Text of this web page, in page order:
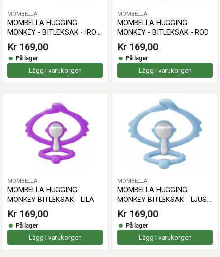
MOMBELLA
MOMBELLA HUGGING
MONKEY - BITLEKSAK - IRON
GREEN
Kr 169,00
På lager
Lägg i varukorgen
MOMBELLA
MOMBELLA HUGGING
MONKEY - BITLEKSAK - RÖD
Kr 169,00
På lager
Lägg i varukorgen
MOMBELLA
MOMBELLA HUGGING
MONKEY BITLEKSAK - LILA
Kr 169,00
På lager
Lägg i varukorgen
MOMBELLA
MOMBELLA HUGGING
MONKEY BITLEKSAK - LJUS
BLÅ
Kr 169,00
På lager
Lägg i varukorgen